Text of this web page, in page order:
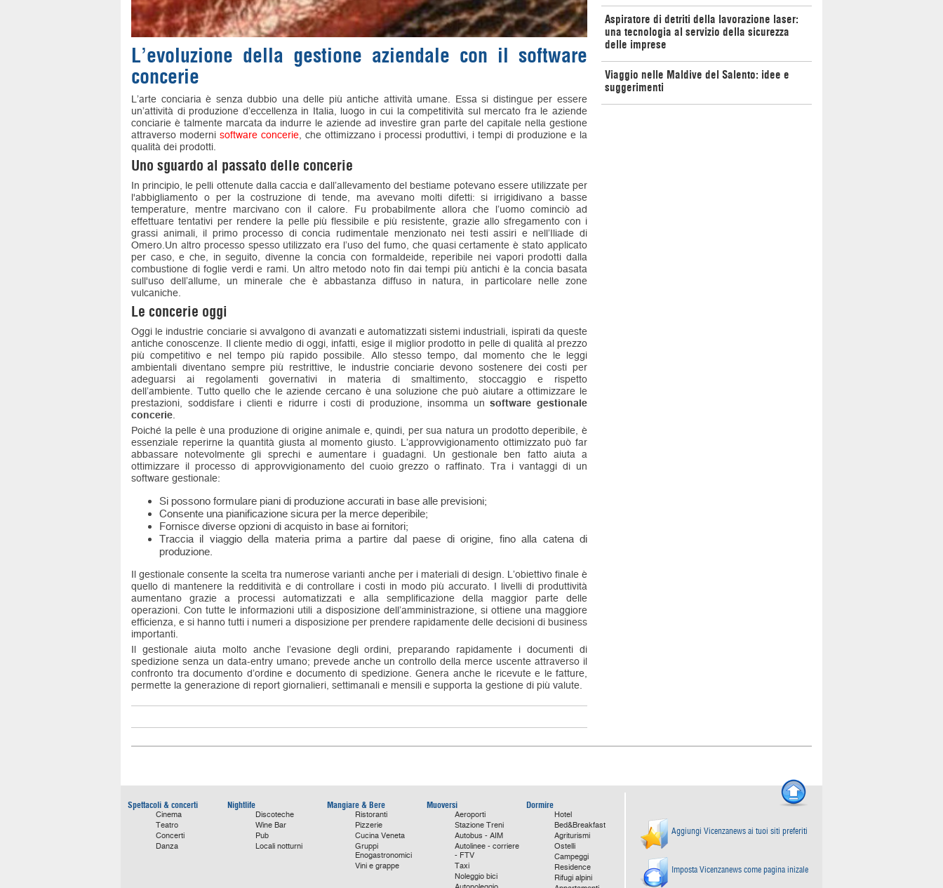
L’evoluzione della gestione aziendale con il software
concerie
L’arte conciaria è senza dubbio una delle più antiche attività umane. Essa si distingue per essere
un’attività di produzione d’eccellenza in Italia, luogo in cui la competitività sul mercato fra le aziende
conciarie è talmente marcata da indurre le aziende ad investire gran parte del capitale nella gestione
attraverso moderni software concerie, che ottimizzano i processi produttivi, i tempi di produzione e la
qualità dei prodotti.
Uno sguardo al passato delle concerie
In principio, le pelli ottenute dalla caccia e dall’allevamento del bestiame potevano essere utilizzate per
l'abbigliamento o per la costruzione di tende, ma avevano molti difetti: si irrigidivano a basse
temperature, mentre marcivano con il calore. Fu probabilmente allora che l’uomo cominciò ad
effettuare tentativi per rendere la pelle più flessibile e più resistente, grazie allo sfregamento con i
grassi animali, il primo processo di concia rudimentale menzionato nei testi assiri e nell’Iliade di
Omero.Un altro processo spesso utilizzato era l’uso del fumo, che quasi certamente è stato applicato
per caso, e che, in seguito, divenne la concia con formaldeide, reperibile nei vapori prodotti dalla
combustione di foglie verdi e rami. Un altro metodo noto fin dai tempi più antichi è la concia basata
sull'uso dell’allume, un minerale che è abbastanza diffuso in natura, in particolare nelle zone
vulcaniche.
Le concerie oggi
Oggi le industrie conciarie si avvalgono di avanzati e automatizzati sistemi industriali, ispirati da queste
antiche conoscenze. Il cliente medio di oggi, infatti, esige il miglior prodotto in pelle di qualità al prezzo
più competitivo e nel tempo più rapido possibile. Allo stesso tempo, dal momento che le leggi
ambientali diventano sempre più restrittive, le industrie conciarie devono sostenere dei costi per
adeguarsi ai regolamenti governativi in ​​materia di smaltimento, stoccaggio e rispetto
dell’ambiente. Tutto quello che le aziende cercano è una soluzione che può aiutare a ottimizzare le
prestazioni, soddisfare i clienti e ridurre i costi di produzione, insomma unsoftware gestionale
concerie.
Poiché la pelle è una produzione di origine animale e, quindi, per sua natura un prodotto deperibile, è
essenziale reperirne la quantità giusta al momento giusto. L’approvvigionamento ottimizzato può far
abbassare notevolmente gli sprechi e aumentare i guadagni. Un gestionale ben fatto aiuta a
ottimizzare il processo di approvvigionamento del cuoio grezzo o raffinato. Tra i vantaggi di un
software gestionale:
Si possono formulare piani di produzione accurati in base alle previsioni;
Consente una pianificazione sicura per la merce deperibile;
Fornisce diverse opzioni di acquisto in base ai fornitori;
Traccia il viaggio della materia prima a partire dal paese di origine, fino alla catena di
produzione.
Il gestionale consente la scelta tra numerose varianti anche per i materiali di design. L’obiettivo finale è
quello di mantenere la redditività e di controllare i costi in modo più accurato. I livelli di produttività
aumentano grazie a processi automatizzati e alla semplificazione della maggior parte delle
operazioni. Con tutte le informazioni utili a disposizione dell’amministrazione, si ottiene una maggiore
efficienza, e si hanno tutti i numeri a disposizione per prendere rapidamente delle decisioni di business
importanti.
Il gestionale aiuta molto anche l’evasione degli ordini, preparando rapidamente i documenti di
spedizione senza un data-entry umano; prevede anche un controllo della merce uscente attraverso il
confronto tra documento d’ordine e documento di spedizione. Genera anche le ricevute e le fatture,
permette la generazione di report giornalieri, settimanali e mensili e supporta la gestione di più valute.
Aspiratore di detriti della lavorazione laser:
una tecnologia al servizio della sicurezza
delle imprese
Viaggio nelle Maldive del Salento: idee e
suggerimenti
Spettacoli & concerti
Cinema
Teatro
Concerti
Danza
Nightlife
Discoteche
Wine Bar
Pub
Locali notturni
Mangiare & Bere
Ristoranti
Pizzerie
Cucina Veneta
Gruppi
Enogastronomici
Vini e grappe
Muoversi
Aeroporti
Stazione Treni
Autobus - AIM
Autolinee - corriere
- FTV
Taxi
Noleggio bici
Dormire
Hotel
Bed&Breakfast
Agriturismi
Ostelli
Campeggi
Residence
Rifugi alpini
Aggiungi Vicenzanews ai tuoi siti preferiti
Imposta Vicenzanews come pagina inizale